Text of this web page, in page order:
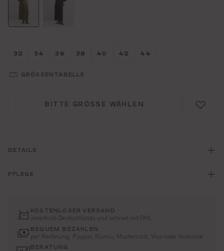
Größe wählen
32 Größe wählen
34 Größe wählen
36 Größe wählen
38 Größe wählen
40 Größe wählen
42 Größe wählen
44
GRÖSSENTABELLE
BITTE GRÖSSE WÄHLEN
DETAILS
PFLEGE
KOSTENLOSER VERSAND
innerhalb Deutschlands und schnell mit DHL
BEQUEM BEZAHLEN
per Rechnung, Paypal, Klarna, Mastercard, Visa oder Vorkasse
BERATUNG